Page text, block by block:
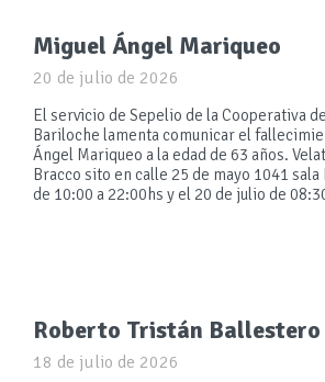
Miguel Ángel Mariqueo
20 de julio de 2026
El servicio de Sepelio de la Cooperativa
Bariloche lamenta comunicar el
Ángel Mariqueo a la edad de 63 años.
Bracco sito en calle 25 de mayo 1041
de 10:00 a 22:00hs y el 20 de julio de
Roberto Tristán Ballestero
18 de julio de 2026